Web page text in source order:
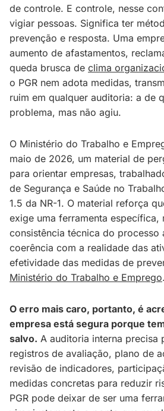
de controle. E controle, nesse
vigiar pessoas. Significa ter
prevenção e resposta. Uma
aumento de afastamentos,
queda brusca de clima
o PGR nem adota medidas,
ruim em qualquer auditoria: a de
problema, mas não agiu.
O Ministério do Trabalho e
maio de 2026, um material de
para orientar empresas,
de Segurança e Saúde no
1.5 da NR-1. O material reforça
exige uma ferramenta específica,
consistência técnica do processo
coerência com a realidade das
efetividade das medidas de
Ministério do Trabalho e Emprego.
O erro mais caro, portanto, é
empresa está segura porque
salvo. A auditoria interna precisa
registros de avaliação, plano de
revisão de indicadores,
medidas concretas para reduzir
PGR pode deixar de ser uma